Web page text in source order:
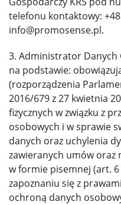
telefonu kontaktowy:
info@promosense.pl.
3. Administrator Danych
na podstawie:
(rozporządzenia
2016/679 z 27 kwietnia
fizycznych w związku z
osobowych i w sprawie
danych oraz uchylenia
zawieranych umów oraz
w formie pisemnej (art. 6
zapoznaniu się z
ochroną danych